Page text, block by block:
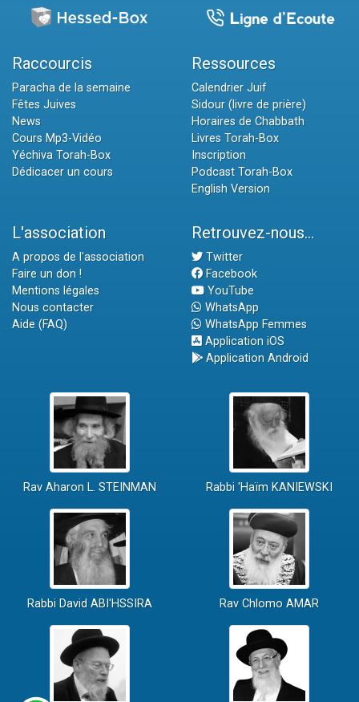
Raccourcis
Paracha de la semaine
Fêtes Juives
News
Cours Mp3-Vidéo
Yéchiva Torah-Box
Dédicacer un cours
Ressources
Calendrier Juif
Sidour (livre de prière)
Horaires de Chabbath
Livres Torah-Box
Inscription
Podcast Torah-Box
English Version
L'association
A propos de l'association
Faire un don !
Mentions légales
Nous contacter
Aide (FAQ)
Retrouvez-nous...
Twitter
Facebook
YouTube
WhatsApp
WhatsApp Femmes
Application iOS
Application Android
Rav Aharon L. STEINMAN Rabbi 'Haïm KANIEWSKI
Rabbi David ABI'HSSIRA Rav Chlomo AMAR